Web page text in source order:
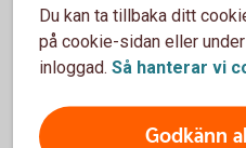
grundavdraget är högre.
Du kan ta tillbaka ditt
på cookie-sidan eller
inloggad. Så hanterar vi
Godkänn